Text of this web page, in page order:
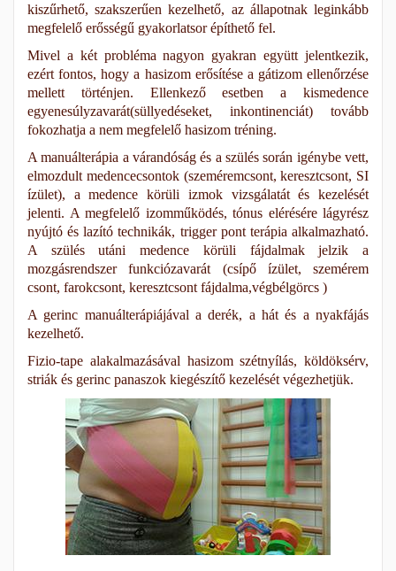
kiszűrhető, szakszerűen kezelhető, az állapotnak leginkább
megfelelő erősségű gyakorlatsor építhető fel.
Mivel a két probléma nagyon gyakran együtt jelentkezik,
ezért fontos, hogy a hasizom erősítése a gátizom ellenőrzése
mellett történjen. Ellenkező esetben a kismedence
egyenesúlyzavarát(süllyedéseket, inkontinenciát) tovább
fokozhatja a nem megfelelő hasizom tréning.
A manuálterápia a várandóság és a szülés során igénybe vett,
elmozdult medencecsontok (szeméremcsont, keresztcsont, SI
ízület), a medence körüli izmok vizsgálatát és kezelését
jelenti. A megfelelő izomműködés, tónus elérésére lágyrész
nyújtó és lazító technikák, trigger pont terápia alkalmazható.
A szülés utáni medence körüli fájdalmak jelzik a
mozgásrendszer funkciózavarát (csípő ízület, szemérem
csont, farokcsont, keresztcsont fájdalma,végbélgörcs )
A gerinc manuálterápiájával a derék, a hát és a nyakfájás
kezelhető.
Fizio-tape alakalmazásával hasizom szétnyílás, köldöksérv,
striák és gerinc panaszok kiegészítő kezelését végezhetjük.